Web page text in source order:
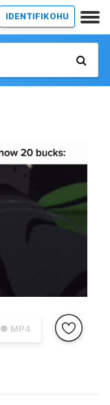
IDENTIFIKOHU
● MP4